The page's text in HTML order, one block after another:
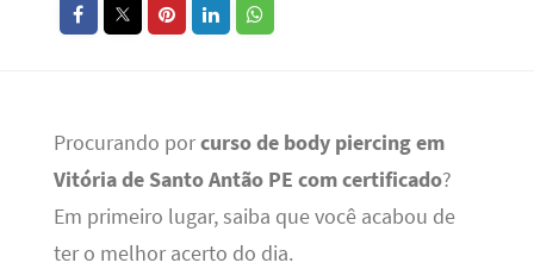
Procurando porcurso de body piercing em
Vitória de Santo Antão PE com certificado?
Em primeiro lugar, saiba que você acabou de
ter o melhor acerto do dia.